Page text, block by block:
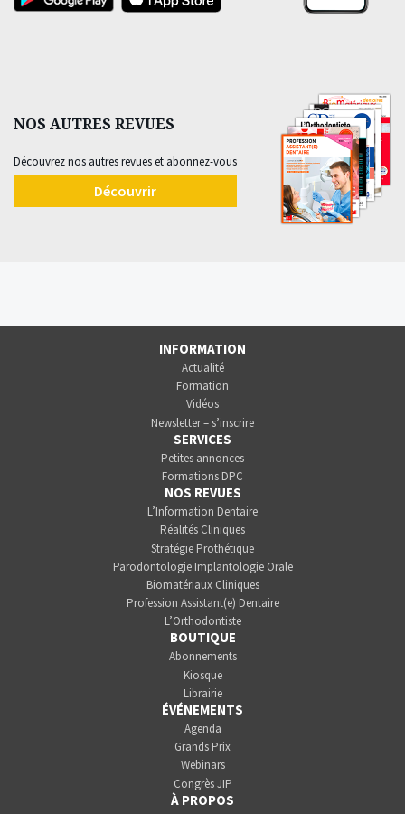
NOS AUTRES REVUES
Découvrez nos autres revues et abonnez-vous
Découvrir
INFORMATION
Actualité
Formation
Vidéos
Newsletter – s’inscrire
SERVICES
Petites annonces
Formations DPC
NOS REVUES
L’Information Dentaire
Réalités Cliniques
Stratégie Prothétique
Parodontologie Implantologie Orale
Biomatériaux Cliniques
Profession Assistant(e) Dentaire
L’Orthodontiste
BOUTIQUE
Abonnements
Kiosque
Librairie
ÉVÉNEMENTS
Agenda
Grands Prix
Webinars
Congrès JIP
À PROPOS